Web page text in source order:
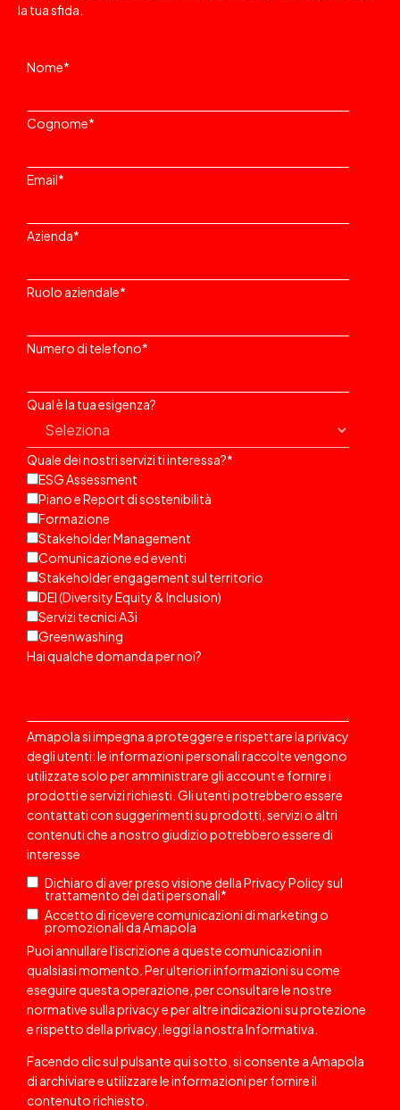
la tua sfida.
Nome*
Cognome*
Email*
Azienda*
Ruolo aziendale*
Numero di telefono*
Qual è la tua esigenza?
Quale dei nostri servizi ti interessa?*
ESG Assessment
Piano e Report di sostenibilità
Formazione
Stakeholder Management
Comunicazione ed eventi
Stakeholder engagement sul territorio
DEI (Diversity Equity & Inclusion)
Servizi tecnici A3i
Greenwashing
Hai qualche domanda per noi?
Amapola si impegna a proteggere e rispettare la privacy
degli utenti: le informazioni personali raccolte vengono
utilizzate solo per amministrare gli account e fornire i
prodotti e servizi richiesti. Gli utenti potrebbero essere
contattaticon suggerimenti su prodotti, servizi o altri
contenuti che a nostro giudizio potrebbero essere di
interesse
Dichiaro di aver preso visione dellaPrivacy Policysul
trattamento dei dati personali*
Accetto di ricevere comunicazioni di marketing o
promozionali da Amapola
Puoi annullare l'iscrizione a queste comunicazioni in
qualsiasi momento. Per ulteriori informazioni su come
eseguire questa operazione, per consultare le nostre
normative sulla privacy e per altre indicazioni su protezione
e rispetto della privacy, leggi la nostraInformativa
Facendo clic sul pulsante qui sotto, si consente a Amapola
di archiviare e utilizzare le informazioni per fornire il
contenuto richiesto.